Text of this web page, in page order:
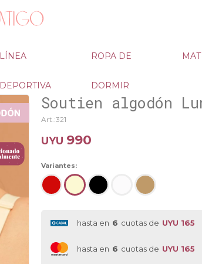
LÍNEA
DEPORTIVA
ROPA DE
DORMIR
Soutien algodón
321
UYU 990
Variantes:
hasta en 6 cuotas de UYU 165
hasta en 6 cuotas de UYU 165